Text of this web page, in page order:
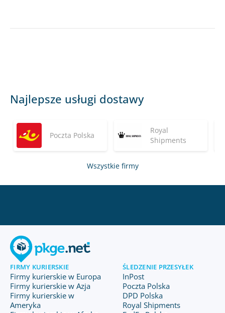
Najlepsze usługi dostawy
Poczta Polska
Royal
Shipments
Wszystkie firmy
FIRMY KURIERSKIE
Firmy kurierskie w Europa
Firmy kurierskie w Azja
Firmy kurierskie w
Ameryka
ŚLEDZENIE PRZESYŁEK
InPost
Poczta Polska
DPD Polska
Royal Shipments